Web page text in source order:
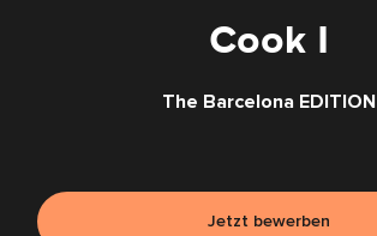
Cook I
The Barcelona EDITION
Jetzt bewerben